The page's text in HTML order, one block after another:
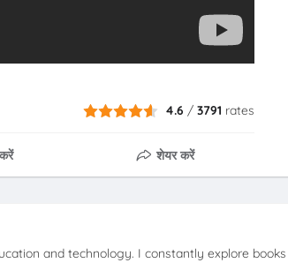
4.6 /3791 rates
शेयर करें
and technology. I constantly explore books